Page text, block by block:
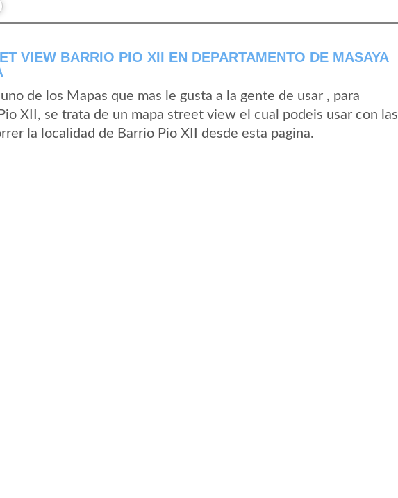
VIEW BARRIO PIO XII EN DEPARTAMENTO DE MASAYA
de los Mapas que mas le gusta a la gente de usar , para
XII, se trata de un mapa street view el cual podeis usar con las
la localidad de Barrio Pio XII desde esta pagina.